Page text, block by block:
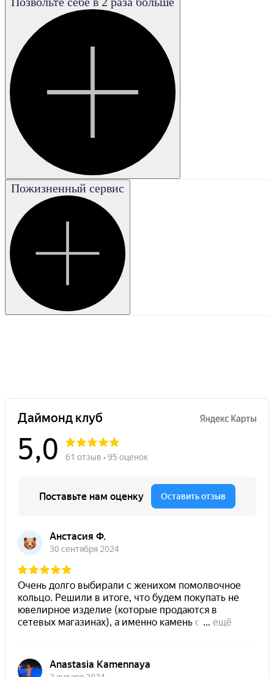
Poor
Плохая
Good
Хорошая
Excellent
Отличная
Fair
Удовле-
творительная
Very good
Пожизненный сервис